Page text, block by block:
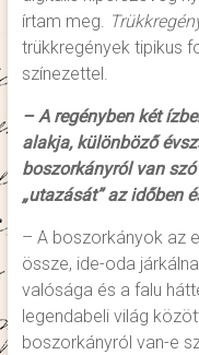
írtam meg.
trükkregények tipikus
színezettel.
– A regényben két
alakja, különböző
boszorkányról van
„utazását” az időben
– A boszorkányok az
össze, ide-oda
valósága és a falu
legendabeli világ
boszorkányról van-e